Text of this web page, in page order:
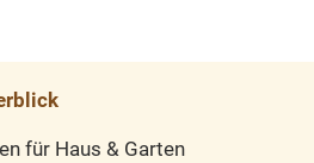
für Haus & Garten